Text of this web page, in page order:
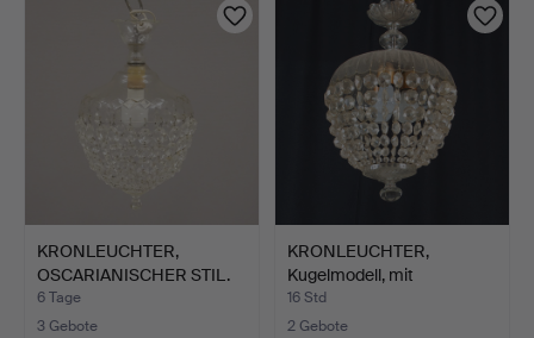
KRONLEUCHTER,
OSCARIANISCHER STIL.
6 Tage
3 Gebote
KRONLEUCHTER,
Kugelmodell, mit
Glaskuppel …
16 Std
2 Gebote